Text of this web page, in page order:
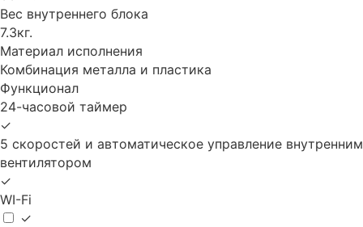
Вес внутреннего блока
7.3кг.
Материал исполнения
Комбинация металла и пластика
Функционал
24-часовой таймер
✓
5 скоростей и автоматическое управление внутренним
вентилятором
✓
WI-Fi
✓